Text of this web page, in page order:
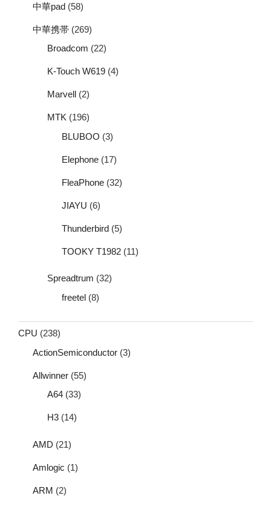
中華pad (58)
中華携帯 (269)
Broadcom (22)
K-Touch W619 (4)
Marvell (2)
MTK (196)
BLUBOO (3)
Elephone (17)
FleaPhone (32)
JIAYU (6)
Thunderbird (5)
TOOKY T1982 (11)
Spreadtrum (32)
freetel (8)
CPU (238)
ActionSemiconductor (3)
Allwinner (55)
A64 (33)
H3 (14)
AMD (21)
Amlogic (1)
ARM (2)